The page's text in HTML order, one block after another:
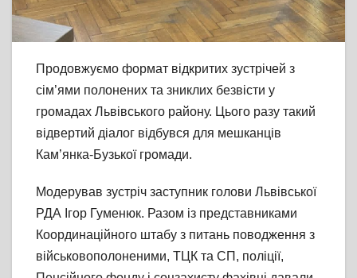
Продовжуємо формат відкритих зустрічей з
сім’ями полонених та зниклих безвісти у
громадах Львівського району. Цього разу такий
відвертий діалог відбувся для мешканців
Кам’янка-Бузької громади.
Модерував зустріч заступник голови Львівської
РДА Ігор Гуменюк. Разом із представниками
Координаційного штабу з питань поводження з
військовополоненими, ТЦК та СП, поліції,